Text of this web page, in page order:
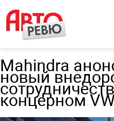
Mahindra
новый
концерном